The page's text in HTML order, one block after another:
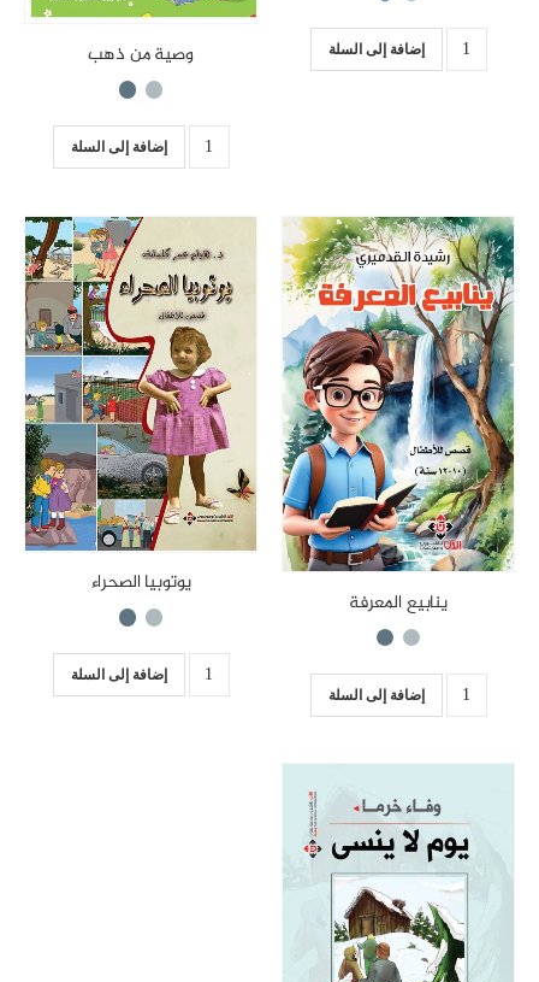
إضافة إلى السلة وصية من ذهب
إضافة إلى السلة
ينابيع المعرفة
إضافة إلى السلة
يوتوبيا الصحراء
إضافة إلى السلة